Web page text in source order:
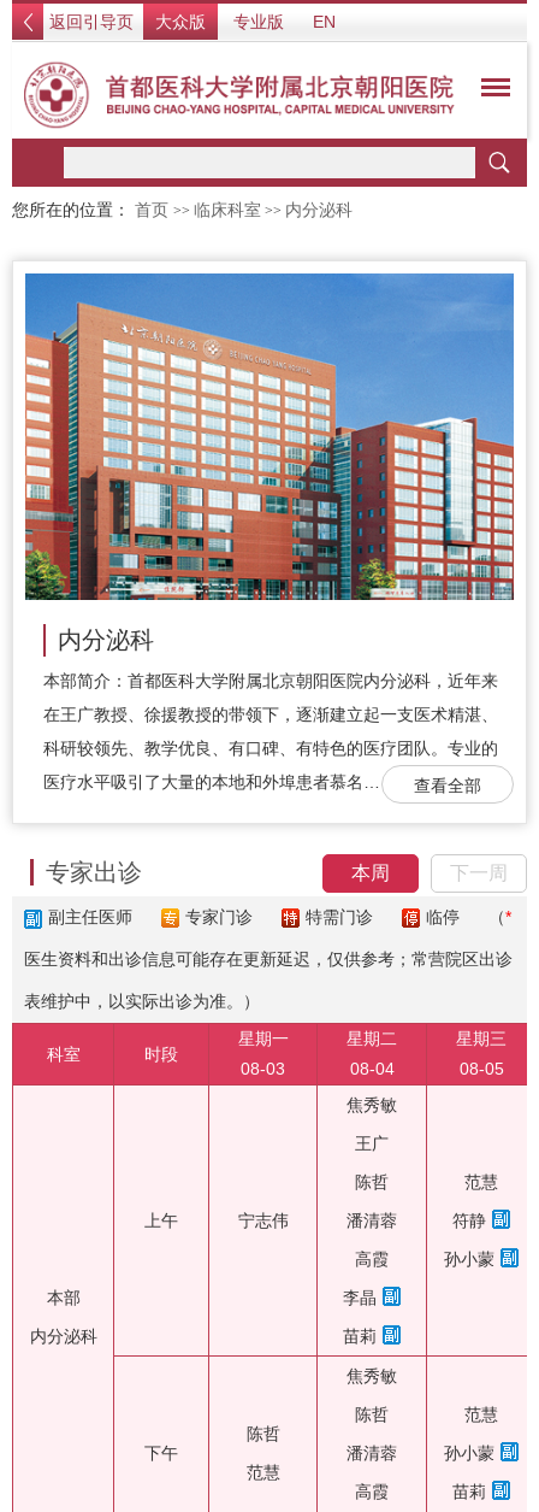
返回引导页 大众版 专业版 EN
您所在的位置： 首页 >> 临床科室 >> 内分泌科
内分泌科
本部简介：首都医科大学附属北京朝阳医院内分泌科，近年来
在王广教授、徐援教授的带领下，逐渐建立起一支医术精湛、
科研较领先、教学优良、有口碑、有特色的医疗团队。专业的
医疗水平吸引了大量的本地和外埠患者慕名…
查看全部
本周 下一周
专家出诊
副主任医师 专家门诊 特需门诊 临停 （*
医生资料和出诊信息可能存在更新延迟，仅供参考；常营院区出诊
表维护中，以实际出诊为准。）
科室 时段
星期一
08-03
星期二
08-04
星期三
08-05
本部
内分泌科
上午 宁志伟
焦秀敏
王广
陈哲
潘清蓉
高霞
李晶
苗莉
范慧
符静
孙小蒙
下午
陈哲
范慧
焦秀敏
陈哲
潘清蓉
高霞
范慧
孙小蒙
苗莉